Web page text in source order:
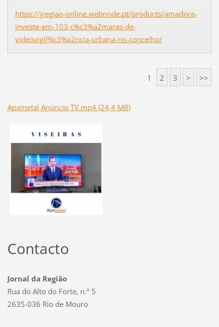
https://jregiao-online.webnode.pt/products/amadora-
investe-em-103-c%c3%a2maras-de-
videovigil%c3%a2ncia-urbana-no-concelho/
1 2 3 > >>
Apametal Anúncio TV.mp4 (24,4 MB)
Contacto
Jornal da Região
Rua do Alto do Forte, n.º 5
2635-036 Rio de Mouro